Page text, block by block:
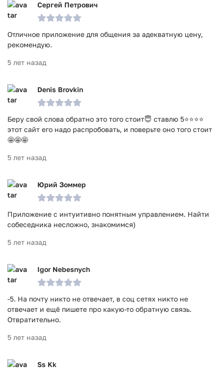
Установите приложение, чтобы уже сейчас погрузиться
изучение анкет тысяч пользователей. Оно работает на
всех Андроид гаджетах и распространяется в формате
apk. А скачать программу можно бесплатно.
Приложение GayFriendly - Гей Знакомства прошло
по всем последним сигнатурам заражения файлов не
выявлено.
Сергей Петрович
Отличное приложение для общения за адекватную цену,
рекомендую.
5 лет назад
Denis Brovkin
Беру свой слова обратно это того стоит😇 ставлю 5⭐⭐⭐⭐
этот сайт его надо распробовать, и поверьте оно того стоит
🤩🤩🤩
5 лет назад
Юрий Зоммер
Приложение с интуитивно понятным управлением. Найти
собеседника несложно, знакомимся)
5 лет назад
Igor Nebesnych
-5. На почту никто не отвечает, в соц сетях никто не
отвечает и ещё пишете про какую-то обратную связь.
Отвратительно.
5 лет назад
Ss Kk